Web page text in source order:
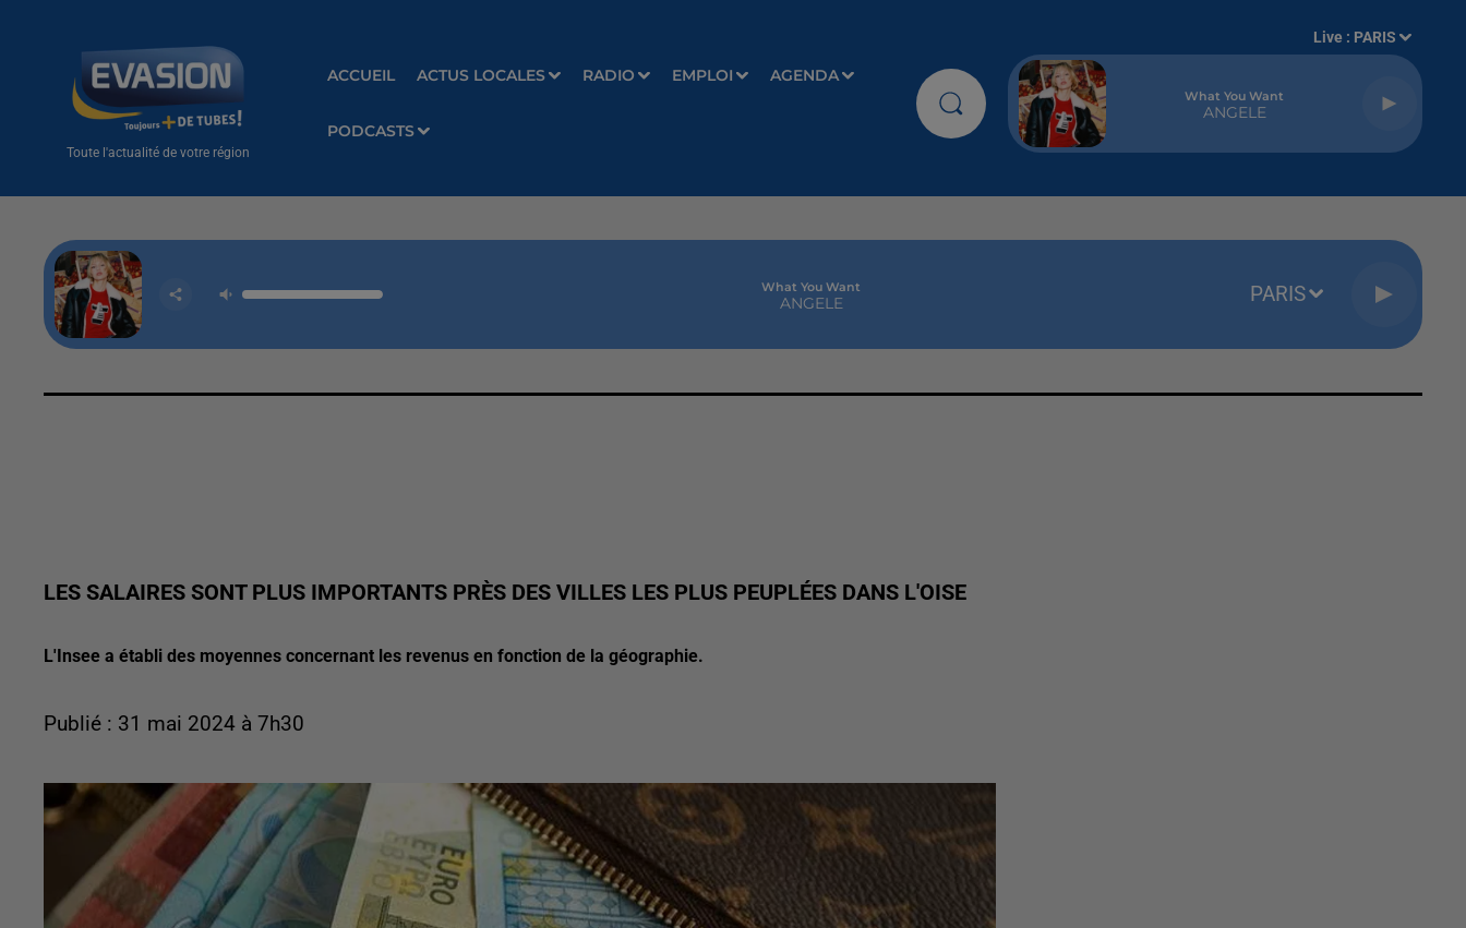
Toute l'actualité de votre région
ACCUEIL ACTUS LOCALES RADIO EMPLOI AGENDA
PODCASTS
Live : PARIS
What You Want
ANGELE
What You Want
ANGELE PARIS
LES SALAIRES SONT PLUS IMPORTANTS PRÈS DES VILLES LES PLUS PEUPLÉES DANS L'OISE
L'Insee a établi des moyennes concernant les revenus en fonction de la géographie.
Publié : 31 mai 2024 à 7h30